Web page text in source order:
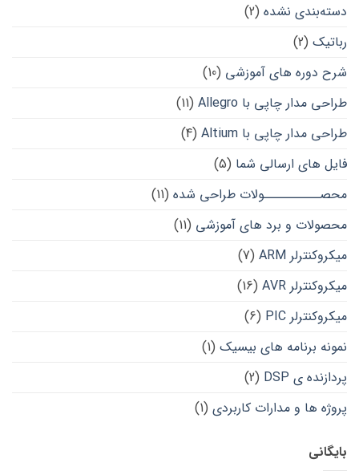
دسته‌بندی نشده (2)
رباتیک (2)
شرح دوره های آموزشی (10)
طراحی مدار چاپی با Allegro
(11)
طراحی مدار چاپی با Altium
(4)
فایل های ارسالی شما (5)
محصــــــــــولات طراحی شده (11)
محصولات و برد های آموزشی (11)
میکروکنترلر ARM
(7)
میکروکنترلر AVR
(16)
میکروکنترلر PIC
(6)
نمونه برنامه های بیسیک (1)
پردازنده ی DSP
(2)
پروژه ها و مدارات کاربردی (1)
بایگانی